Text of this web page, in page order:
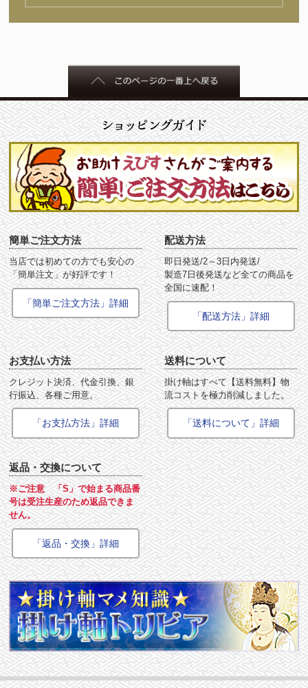
簡単ご注文方法
当店では初めての方でも安心の
「簡単注文」が好評です！
「簡単ご注文方法」詳細
配送方法
即日発送/2～3日内発送/
製造7日後発送など全ての商品を
全国に速配！
「配送方法」詳細
お支払い方法
クレジット決済、代金引換、銀
行振込、各種ご用意。
「お支払方法」詳細
送料について
掛け軸はすべて【送料無料】物
流コストを極力削減しました。
「送料について」詳細
返品・交換について
※ご注意 「S」で始まる商品番
号は受注生産のため返品できま
せん。
「返品・交換」詳細